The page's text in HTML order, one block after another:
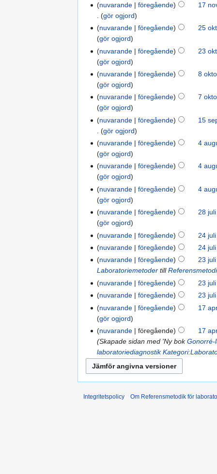
nuvarande
föregående
17
gör ogjord
nuvarande
föregående
25
gör ogjord
nuvarande
föregående
23
gör ogjord
nuvarande
föregående
8
gör ogjord
nuvarande
föregående
7
gör ogjord
nuvarande
föregående
15
gör ogjord
nuvarande
föregående
4
gör ogjord
nuvarande
föregående
4
gör ogjord
nuvarande
föregående
4
gör ogjord
nuvarande
föregående
28
gör ogjord
nuvarande
föregående
24
nuvarande
föregående
24
nuvarande
föregående
23
Laboratoriemetoder till
nuvarande
föregående
23
nuvarande
föregående
23
nuvarande
föregående
17
gör ogjord
nuvarande
föregående
17
Skapade sidan med 'Ny bokGonorré-
laboratoriediagnostik
Integritetspolicy Om Referensmetodik för